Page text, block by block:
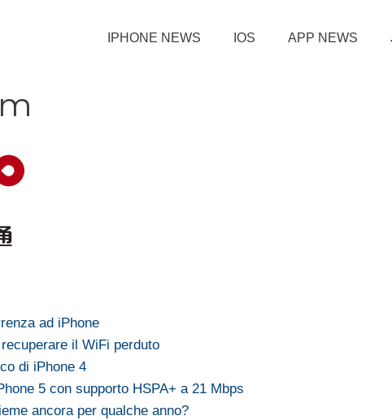
IPHONE NEWS IOS APP NEWS
ad iPhone
il WiFi perduto
di iPhone 4
5 con supporto HSPA+ a 21 Mbps
ancora per qualche anno?